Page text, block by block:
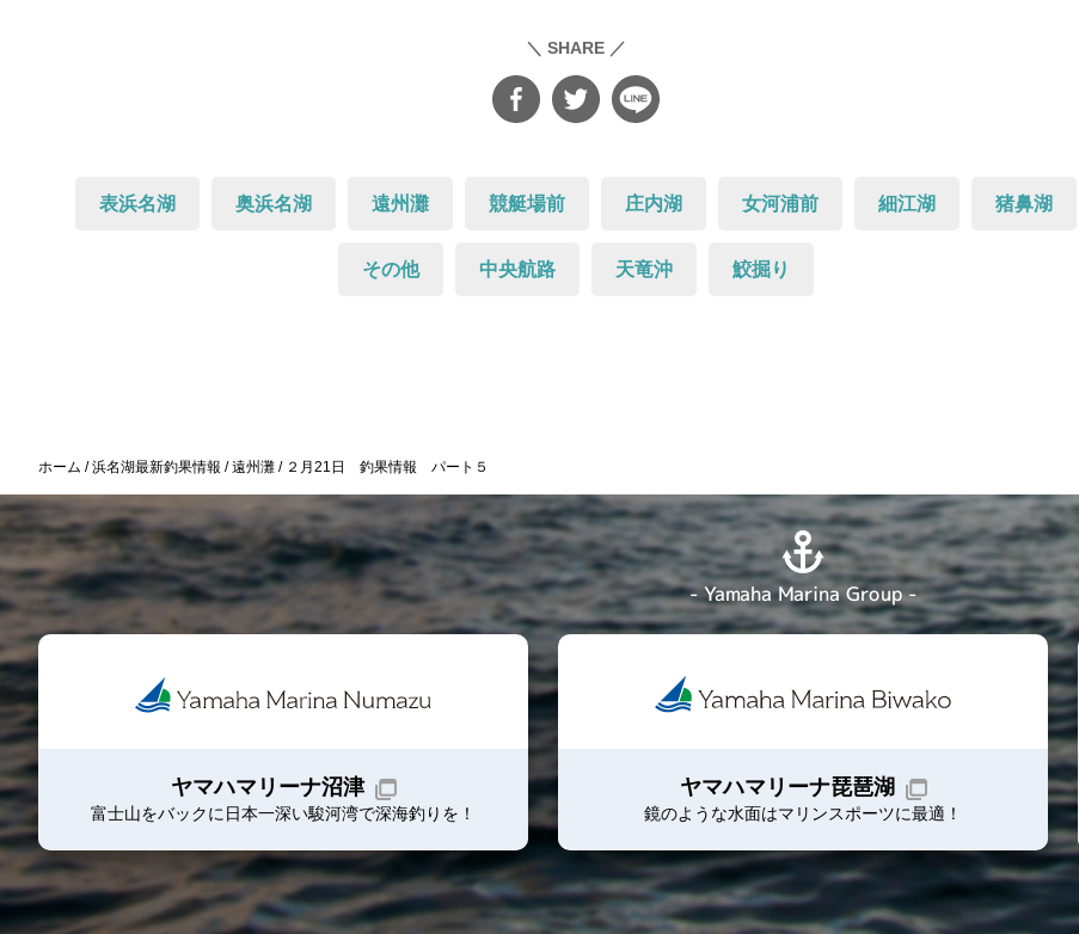
＼ SHARE ／
表浜名湖 奥浜名湖 遠州灘 競艇場前 庄内湖 女河浦前 細江湖 猪鼻湖
その他 中央航路 天竜沖 鮫掘り
ホーム 浜名湖最新釣果情報 遠州灘 ２月21日 釣果情報 パート５
- Yamaha Marina Group -
ヤマハマリーナ沼津
富士山をバックに日本一深い駿河湾で深海釣りを！
ヤマハマリーナ琵琶湖
鏡のような水面はマリンスポーツに最適！